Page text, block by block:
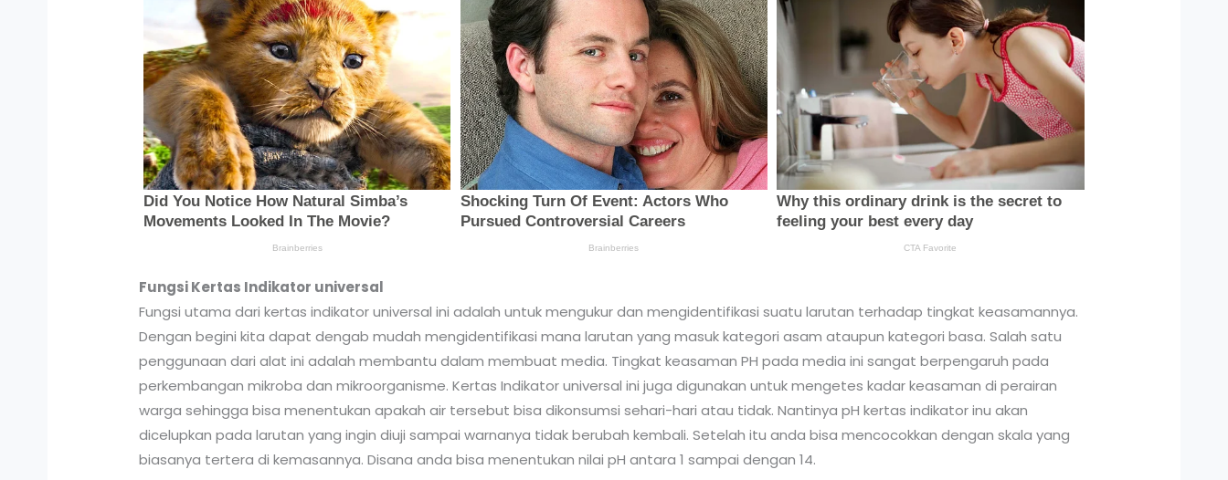
Fungsi Kertas Indikator universal
Fungsi utama dari kertas indikator universal ini adalah untuk mengukur dan mengidentifikasi suatu larutan terhadap tingkat keasamannya.
Dengan begini kita dapat dengab mudah mengidentifikasi mana larutan yang masuk kategori asam ataupun kategori basa. Salah satu
penggunaan dari alat ini adalah membantu dalam membuat media. Tingkat keasaman PH pada media ini sangat berpengaruh pada
perkembangan mikroba dan mikroorganisme. Kertas Indikator universal ini juga digunakan untuk mengetes kadar keasaman di perairan
warga sehingga bisa menentukan apakah air tersebut bisa dikonsumsi sehari-hari atau tidak. Nantinya pH kertas indikator inu akan
dicelupkan pada larutan yang ingin diuji sampai warnanya tidak berubah kembali. Setelah itu anda bisa mencocokkan dengan skala yang
biasanya tertera di kemasannya. Disana anda bisa menentukan nilai pH antara 1 sampai dengan 14.